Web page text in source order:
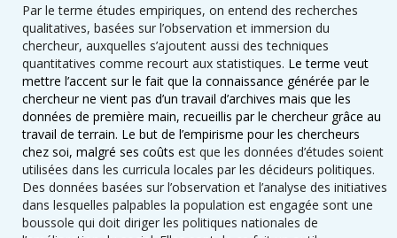
Par le terme études empiriques, on entend des recherches
qualitatives, basées sur l’observation et immersion du
chercheur, auxquelles s’ajoutent aussi des techniques
quantitatives comme recourt aux statistiques. Le terme veut
mettre l’accent sur le fait que la connaissance générée par le
chercheur ne vient pas d’un travail d’archives mais que les
données de première main, recueillis par le chercheur grâce au
travail de terrain. Le but de l’empirisme pour les chercheurs
chez soi, malgré ses coûts est que les données d’études soient
utilisées dans les curricula locales par les décideurs politiques.
Des données basées sur l’observation et l’analyse des initiatives
dans lesquelles palpables la population est engagée sont une
boussole qui doit diriger les politiques nationales de